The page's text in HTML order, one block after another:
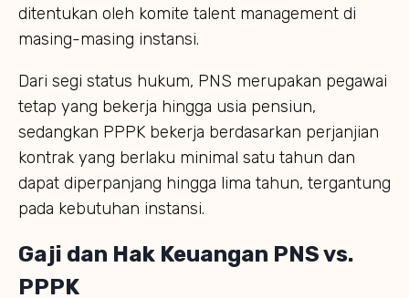
ditentukan oleh komite talent management di
masing-masing instansi.
Dari segi status hukum, PNS merupakan pegawai
tetap yang bekerja hingga usia pensiun,
sedangkan PPPK bekerja berdasarkan perjanjian
kontrak yang berlaku minimal satu tahun dan
dapat diperpanjang hingga lima tahun, tergantung
pada kebutuhan instansi.
Gaji dan Hak Keuangan PNS vs.
PPPK